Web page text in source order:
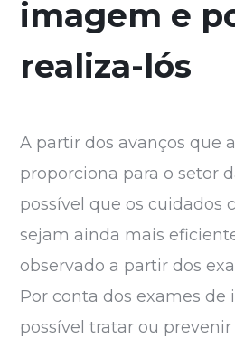
imagem e
realiza-lós
A partir dos avanços que
proporciona para o setor
possível que os cuidados
sejam ainda mais
observado a partir dos
Por conta dos exames de
possível tratar ou